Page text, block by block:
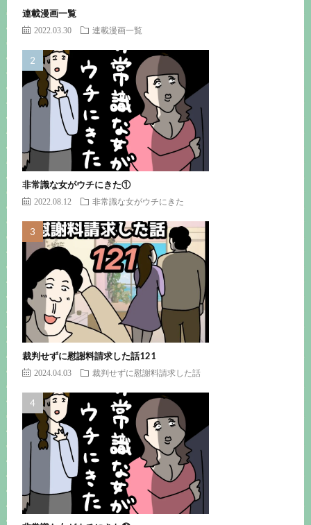
連載漫画一覧
2022.03.30 連載漫画一覧
非常識な女がウチにきた①
2022.08.12 非常識な女がウチにきた
裁判せずに慰謝料請求した話121
2024.04.03 裁判せずに慰謝料請求した話